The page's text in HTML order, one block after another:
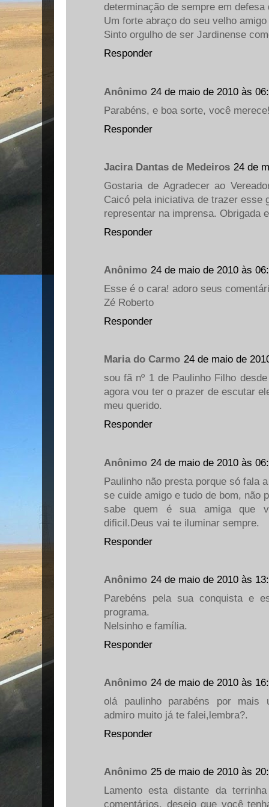
determinação de sempre em
Um forte abraço do seu velho
Sinto orgulho de ser Jardinense
Responder
Anônimo 24 de maio de 2010 às
Parabéns, e boa sorte, você
Responder
Jacira Dantas de Medeiros 24 de
Gostaria de Agradecer ao
Caicó pela iniciativa de trazer esse
representar na imprensa. Obrigada
Responder
Anônimo 24 de maio de 2010 às
Esse é o cara! adoro seus
Zé Roberto
Responder
Maria do Carmo 24 de maio de
sou fã nº 1 de Paulinho Filho
agora vou ter o prazer de escutar
meu querido.
Responder
Anônimo 24 de maio de 2010 às
Paulinho não presta porque só fala
se cuide amigo e tudo de bom, não
sabe quem é sua amiga que
dificil.Deus vai te iluminar sempre.
Responder
Anônimo 24 de maio de 2010 às
Parebéns pela sua conquista e
programa.
Nelsinho e família.
Responder
Anônimo 24 de maio de 2010 às
olá paulinho parabéns por mais
admiro muito já te falei,lembra?.
Responder
Anônimo 25 de maio de 2010 às
Lamento esta distante da
comentários, desejo que você